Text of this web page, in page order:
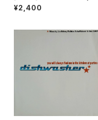
cords Vol.41 [Micky Recor
ds.][PROMO]
¥2,400